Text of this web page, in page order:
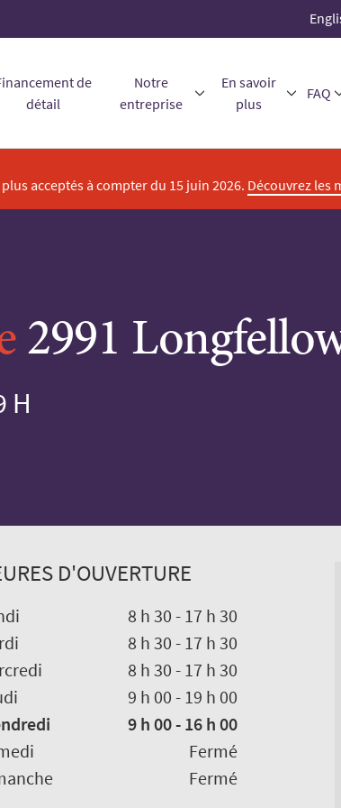
de
détail
Notre
entreprise
En savoir
plus
FAQ
acceptés à compter du 15 juin 2026. Découvrez les
2991
H
D'OUVERTURE
8 h 30 - 17 h 30
8 h 30 - 17 h 30
8 h 30 - 17 h 30
9 h 00 - 19 h 00
9 h 00- 16 h 00
Fermé
Fermé